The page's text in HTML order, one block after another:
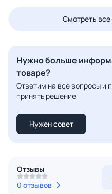
Смотреть все
Нужно больше
товаре?
Ответим на все вопросы и
принять решение
Нужен совет
Отзывы
0 отзывов